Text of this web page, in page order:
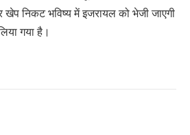
खेप निकट भविष्य में इजरायल को भेजी जाएगी
गया है।